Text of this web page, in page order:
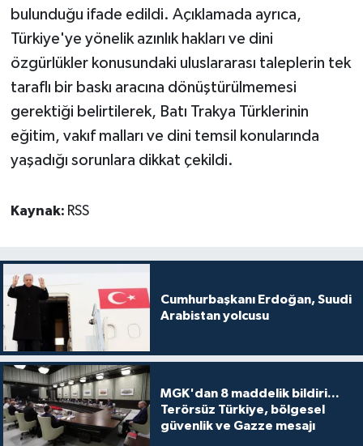
bulunduğu ifade edildi. Açıklamada ayrıca,
Türkiye'ye yönelik azınlık hakları ve dini
özgürlükler konusundaki uluslararası taleplerin tek
taraflı bir baskı aracına dönüştürülmemesi
gerektiği belirtilerek, Batı Trakya Türklerinin
eğitim, vakıf malları ve dini temsil konularında
yaşadığı sorunlara dikkat çekildi.
Kaynak: RSS
Cumhurbaşkanı Erdoğan, Suudi
Arabistan yolcusu
MGK'dan 8 maddelik bildiri...
Terörsüz Türkiye, bölgesel
güvenlik ve Gazze mesajı